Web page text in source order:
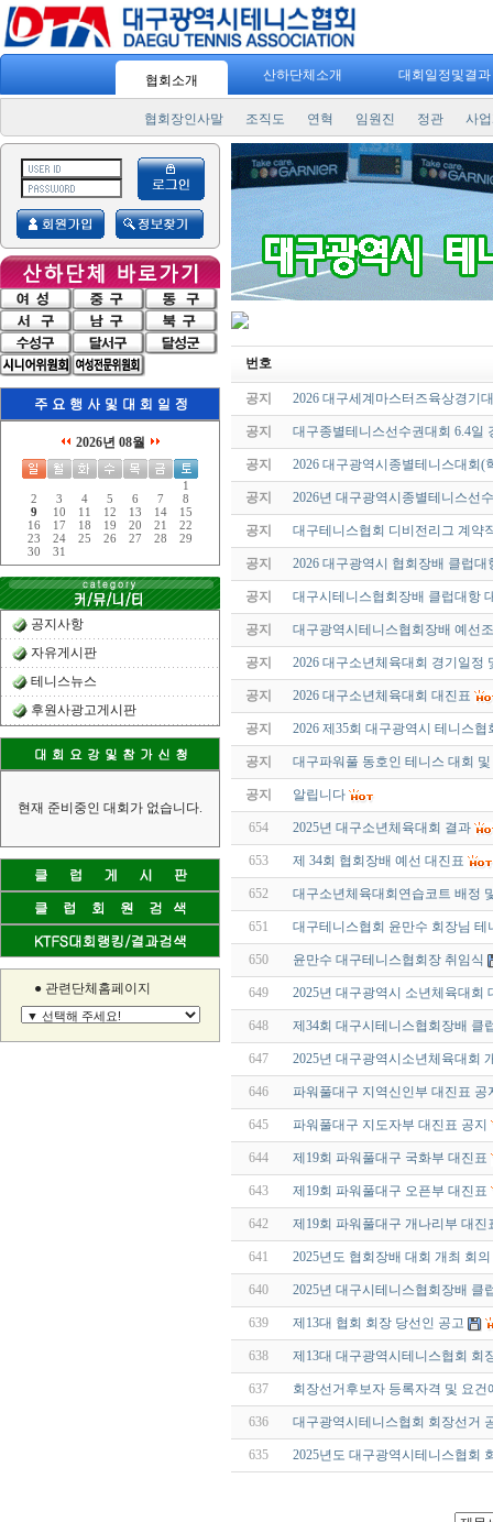
협회소개 산하단체소개 대회일정및결
협회장인사말 조직도 연혁 임원진 정관 사
2026년 08월
1
2
3 4 5 6 7
8
9
10 11 12 13 14
15
16
17 18 19 20 21
22
23
24 25 26 27 28
29
30
31
공지사항
자유게시판
테니스뉴스
후원사광고게시판
현재 준비중인 대회가 없습니다.
● 관련단체홈페이지
번호
공지 2026 대구세계마스터즈육상경기
공지 대구종별테니스선수권대회 6.4일
공지 2026 대구광역시종별테니스대회(
공지 2026년 대구광역시종별테니스선
공지 대구테니스협회 디비전리그 계약
공지 2026 대구광역시 협회장배 클럽
공지 대구시테니스협회장배 클럽대항
공지 대구광역시테니스협회장배 예선
공지 2026 대구소년체육대회 경기일정
공지 2026 대구소년체육대회 대진표
공지 2026 제35회 대구광역시 테니스
공지 대구파워풀 동호인 테니스 대회
공지 알립니다
654 2025년 대구소년체육대회 결과
653 제 34회 협회장배 예선 대진표
652 대구소년체육대회연습코트 배정
651 대구테니스협회 윤만수 회장님 테
650 윤만수 대구테니스협회장 취임식
649 2025년 대구광역시 소년체육대회
648 제34회 대구시테니스협회장배 클
647 2025년 대구광역시소년체육대회
646 파워풀대구 지역신인부 대진표 공
645 파워풀대구 지도자부 대진표 공지
644 제19회 파워풀대구 국화부 대진표
643 제19회 파워풀대구 오픈부 대진표
642 제19회 파워풀대구 개나리부 대진
641 2025년도 협회장배 대회 개최 회
640 2025년 대구시테니스협회장배
639 제13대 협회 회장 당선인 공고
638 제13대 대구광역시테니스협회 회
637 회장선거후보자 등록자격 및 요건
636 대구광역시테니스협회 회장선거
635 2025년도 대구광역시테니스협회